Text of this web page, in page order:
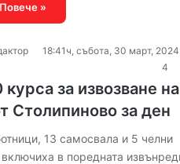
»
18:41ч, събота, 30 март, 2024
4
за извозване на
Столипиново за ден
13 самосвала и 5 челни
в поредната